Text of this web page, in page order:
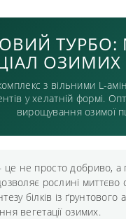
ОЗИМИХ
з вільними L-
у хелатній формі.
вирощування озимої
не просто добриво, а
рослині
білків із
вегетації озимих.